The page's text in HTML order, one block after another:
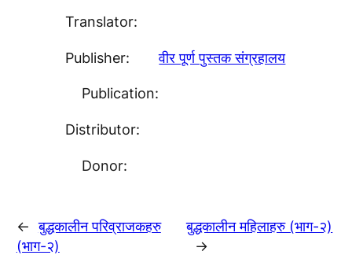
Translator:
Publisher: वीर पूर्ण पुस्तक संग्रहालय
Publication:
Distributor:
Donor:
←
बुद्धकालीन परिव्राजकहरु
(भाग-२)
बुद्धकालीन महिलाहरु (भाग-२)
→